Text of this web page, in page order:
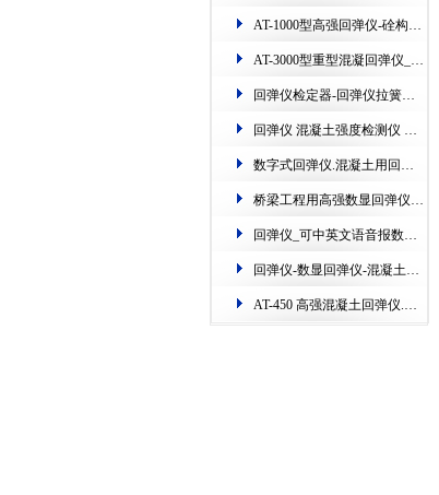
AT-1000型高强回弹仪-硂构件硬度检测仪器​
AT-3000型重型混凝​回弹仪_专业检测港口、隧道、矿山、桥梁​
回弹仪检定器-​回弹仪拉簧检定仪-铁路钢砧​测定机
回弹仪 混凝土强度检测仪 数显.AT135W一体式数字回弹仪
数字式回弹仪.混凝土用回弹仪的使用(图)
桥梁工程用高强数显回弹仪-江苏超声波​回弹仪的使用
回弹仪_可中英文语音报数回弹仪_数显回弹仪
回弹仪-数显回弹仪-混凝土​回弹仪的新用法(配图)
AT-450 高强混凝土回弹仪.主测高层建筑上的构件​